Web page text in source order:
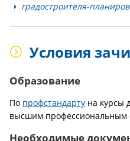
градостроителя-
Условия
Образование
По профстандарту на курсы
высшим профессиональным
Необходимые